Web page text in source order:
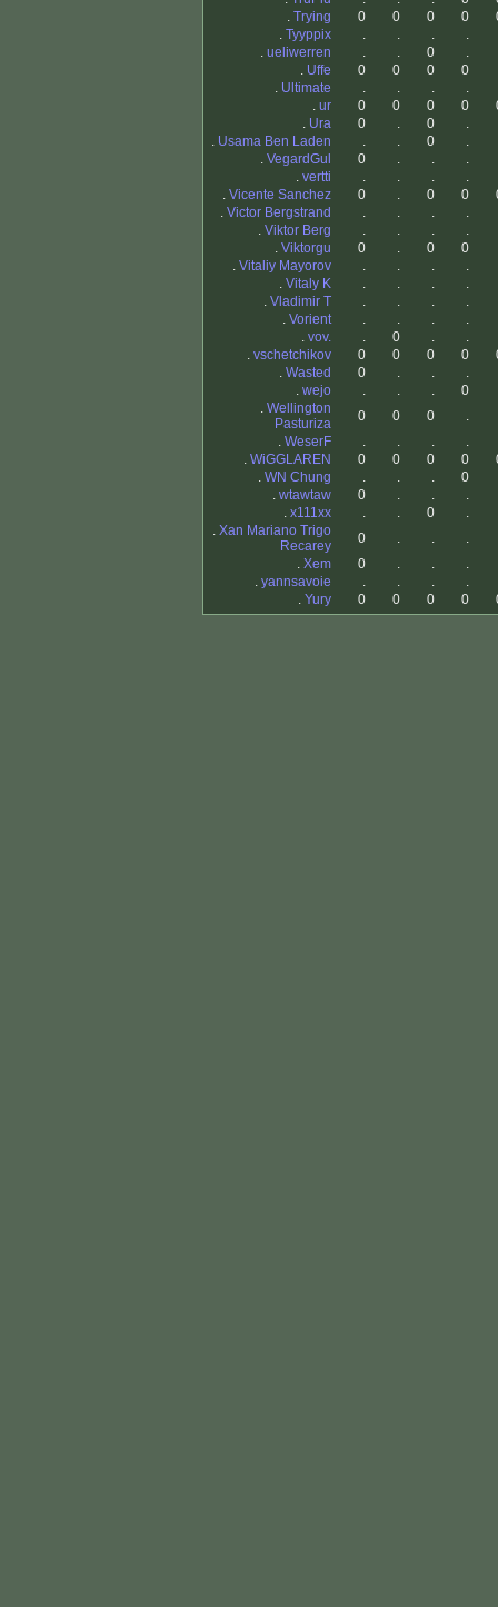
. Trying 0 0 0 0
. Tyyppix . . .
.
. ueliwerren . . 0
.
. Uffe 0 0 0
0
. Ultimate . . .
.
. ur 0 0 0 0
. Ura 0 . 0
.
. Usama Ben Laden . . 0
.
. VegardGul 0 . .
.
. vertti . . .
.
. Vicente Sanchez 0 . 0 0
. Victor Bergstrand . . .
.
. Viktor Berg . . .
.
. Viktorgu 0 . 0
0
. Vitaliy Mayorov . . .
.
. Vitaly K . . .
.
. Vladimir T . . .
.
. Vorient . . .
.
. vov. . 0 .
.
. vschetchikov 0 0 0 0
. Wasted 0 . .
.
. wejo . . .
0
. Wellington
Pasturiza
0 0 0
.
. WeserF . . .
.
. WiGGLAREN 0 0 0 0
. WN Chung . . .
0
. wtawtaw 0 . .
.
. x111xx . . 0
.
. Xan Mariano Trigo
Recarey
0 . .
.
. Xem 0 . .
.
. yannsavoie . . .
.
. Yury 0 0 0 0